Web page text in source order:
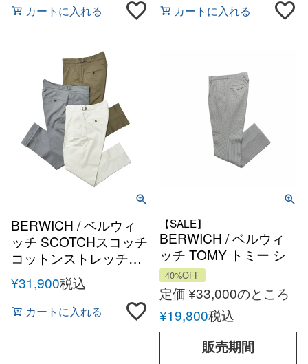
カートに入れる カートに入れる
BERWICH / ベルウィ
ッチ SCOTCHスコッチ
コットンストレッチツ
イル 2プリーツサイド
アジャスターテーパー
ドパンツ
¥31,900税込
カートに入れる
【SALE】
BERWICH / ベルウィ
ッチ TOMY トミー シ
アサッカー コットン ス
トライプ 2アウトプリ
ーツ パンツ TOMY-
SB107X Made in Italy
高田モデル
40%OFF
定価¥33,000のところ
¥19,800税込
販売期間